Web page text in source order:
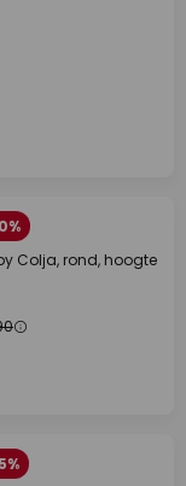
Colja, rond, hoogte